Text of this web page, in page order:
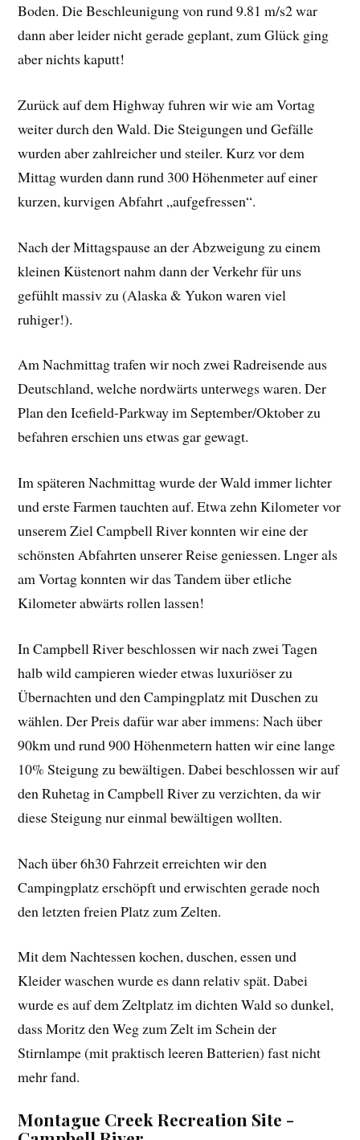
Boden. Die Beschleunigung von rund 9.81 m/s2 war
dann aber leider nicht gerade geplant, zum Glück ging
aber nichts kaputt!
Zurück auf dem Highway fuhren wir wie am Vortag
weiter durch den Wald. Die Steigungen und Gefälle
wurden aber zahlreicher und steiler. Kurz vor dem
Mittag wurden dann rund 300 Höhenmeter auf einer
kurzen, kurvigen Abfahrt „aufgefressen“.
Nach der Mittagspause an der Abzweigung zu einem
kleinen Küstenort nahm dann der Verkehr für uns
gefühlt massiv zu (Alaska & Yukon waren viel
ruhiger!).
Am Nachmittag trafen wir noch zwei Radreisende aus
Deutschland, welche nordwärts unterwegs waren. Der
Plan den Icefield-Parkway im September/Oktober zu
befahren erschien uns etwas gar gewagt.
Im späteren Nachmittag wurde der Wald immer lichter
und erste Farmen tauchten auf. Etwa zehn Kilometer vor
unserem Ziel Campbell River konnten wir eine der
schönsten Abfahrten unserer Reise geniessen. Lnger als
am Vortag konnten wir das Tandem über etliche
Kilometer abwärts rollen lassen!
In Campbell River beschlossen wir nach zwei Tagen
halb wild campieren wieder etwas luxuriöser zu
Übernachten und den Campingplatz mit Duschen zu
wählen. Der Preis dafür war aber immens: Nach über
90km und rund 900 Höhenmetern hatten wir eine lange
10% Steigung zu bewältigen. Dabei beschlossen wir auf
den Ruhetag in Campbell River zu verzichten, da wir
diese Steigung nur einmal bewältigen wollten.
Nach über 6h30 Fahrzeit erreichten wir den
Campingplatz erschöpft und erwischten gerade noch
den letzten freien Platz zum Zelten.
Mit dem Nachtessen kochen, duschen, essen und
Kleider waschen wurde es dann relativ spät. Dabei
wurde es auf dem Zeltplatz im dichten Wald so dunkel,
dass Moritz den Weg zum Zelt im Schein der
Stirnlampe (mit praktisch leeren Batterien) fast nicht
mehr fand.
Montague Creek Recreation Site -